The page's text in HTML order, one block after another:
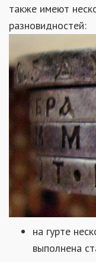
также имеют
разновидностей:
на гурте
выполнена